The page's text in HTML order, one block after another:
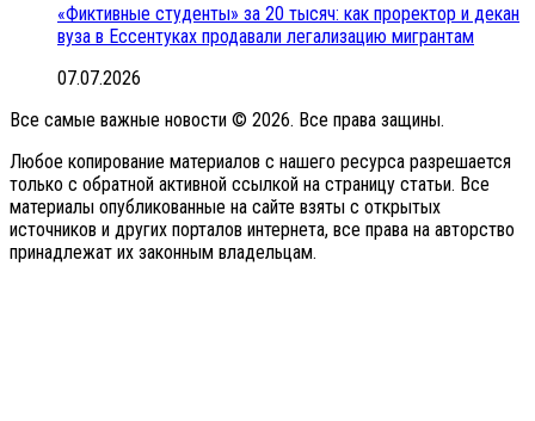
«Фиктивные студенты» за 20 тысяч: как проректор и декан
вуза в Ессентуках продавали легализацию мигрантам
07.07.2026
Все самые важные новости © 2026. Все права защины.
Любое копирование материалов с нашего ресурса разрешается
только с обратной активной ссылкой на страницу статьи. Все
материалы опубликованные на сайте взяты с открытых
источников и других порталов интернета, все права на авторство
принадлежат их законным владельцам.